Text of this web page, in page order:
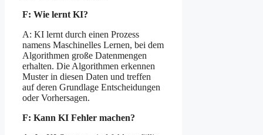
F: Wie lernt KI?
A: KI lernt durch einen Prozess
namens Maschinelles Lernen, bei dem
Algorithmen große Datenmengen
erhalten. Die Algorithmen erkennen
Muster in diesen Daten und treffen
auf deren Grundlage Entscheidungen
oder Vorhersagen.
F: Kann KI Fehler machen?